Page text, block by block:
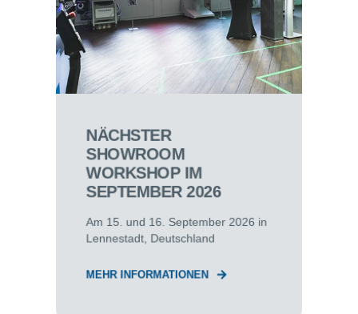
NÄCHSTER
SHOWROOM
WORKSHOP IM
SEPTEMBER 2026
Am 15. und 16. September 2026 in
Lennestadt, Deutschland
MEHR INFORMATIONEN